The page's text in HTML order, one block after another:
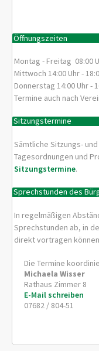
Öffnungszeiten
Montag - Freitag 08:00
Mittwoch 14:00 Uhr -
Donnerstag 14:00 Uhr -
Termine auch nach
Sitzungstermine
Sämtliche Sitzungs-
Tagesordnungen und
Sitzungstermine.
Sprechstunden des
In regelmäßigen
Sprechstunden ab, in
direkt vortragen
Die Termine
Michaela Wisser
Rathaus Zimmer 8
E-Mail schreiben
07682 / 804-51